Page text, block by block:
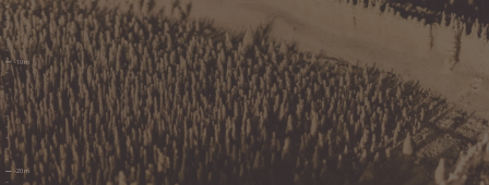
Préparer ma
visite